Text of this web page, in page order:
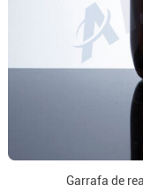
Garrafa de